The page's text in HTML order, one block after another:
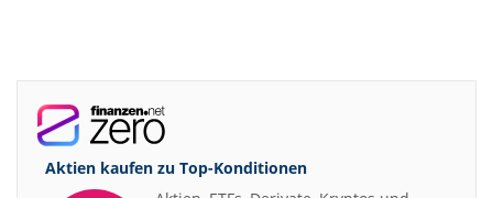
Aktien kaufen zu Top-Konditionen